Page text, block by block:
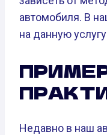
автомобиля. В
на данную
Недавно в наш